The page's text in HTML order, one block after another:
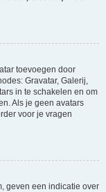
toevoegen door
Gravatar, Galerij,
in te schakelen en om
Als je geen avatars
voor je vragen
geven een indicatie over